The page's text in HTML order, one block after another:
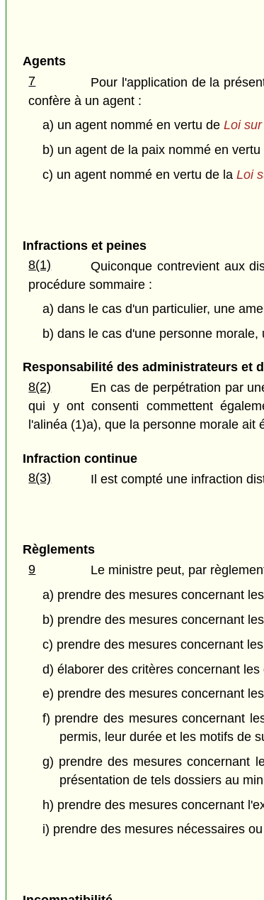
Agents
7
Pour l'application de la
confère à un agent :
a) un agent nommé en vertu de Loi
b) un agent de la paix nommé en
c) un agent nommé en vertu de la Loi
Infractions et peines
8(1)
Quiconque contrevient aux
procédure sommaire :
a) dans le cas d'un particulier, une
b) dans le cas d'une personne
Responsabilité des administrateurs et
8(2)
En cas de perpétration par
qui y ont consenti commettent
l'alinéa (1)a), que la personne morale
Infraction continue
8(3)
Il est compté une infraction
Règlements
9
Le ministre peut, par
a) prendre des mesures concernant
b) prendre des mesures concernant
c) prendre des mesures concernant
d) élaborer des critères concernant
e) prendre des mesures concernant
f) prendre des mesures concernant
permis, leur durée et les motifs de
g) prendre des mesures concernant
présentation de tels dossiers au
h) prendre des mesures concernant
i) prendre des mesures nécessaires